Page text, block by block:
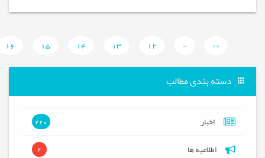
<<
<
12
13
14
15
16
دسته بندی مطالب
اخبار 220
اطلاعیه ها 4